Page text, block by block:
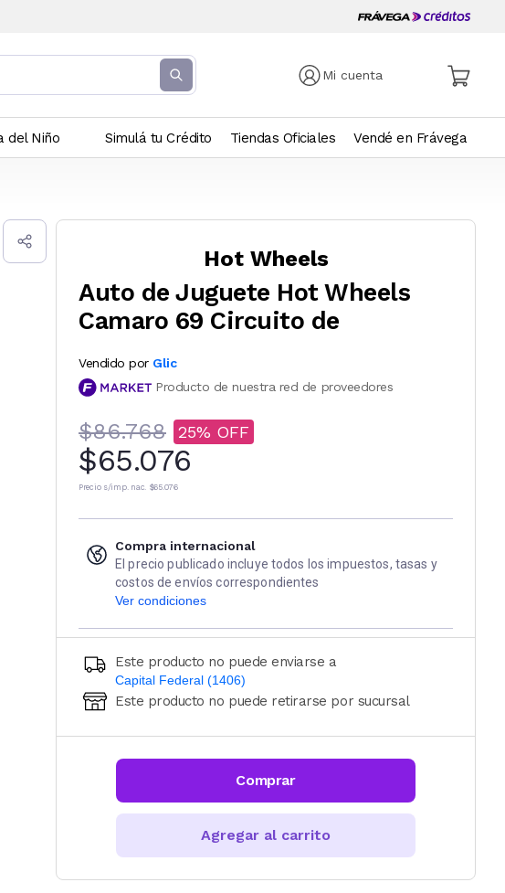
Mi cuenta
del Niño Simulá tu Crédito Tiendas Oficiales Vendé en Frávega
Hot Wheels
Auto de Juguete Hot Wheels
Camaro 69 Circuito de
Vendido por Glic
Producto de nuestra red de proveedores
$86.768 25
$65.076
Precio s/imp. nac. $65.076
Compra internacional
El precio publicado incluye todos los impuestos, tasas y
costos de envíos correspondientes
Ver condiciones
Este producto no puede enviarse a
Capital Federal (1406)
Ingresá código postal (sólo números)
CALCULAR
Este producto no puede retirarse por sucursal
Comprar
Agregar al carrito